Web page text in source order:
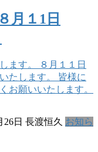
１1日
ます。 ８月１１日
たします。 皆様に
お願いいたします。
26日 長渡恒久 お知ら